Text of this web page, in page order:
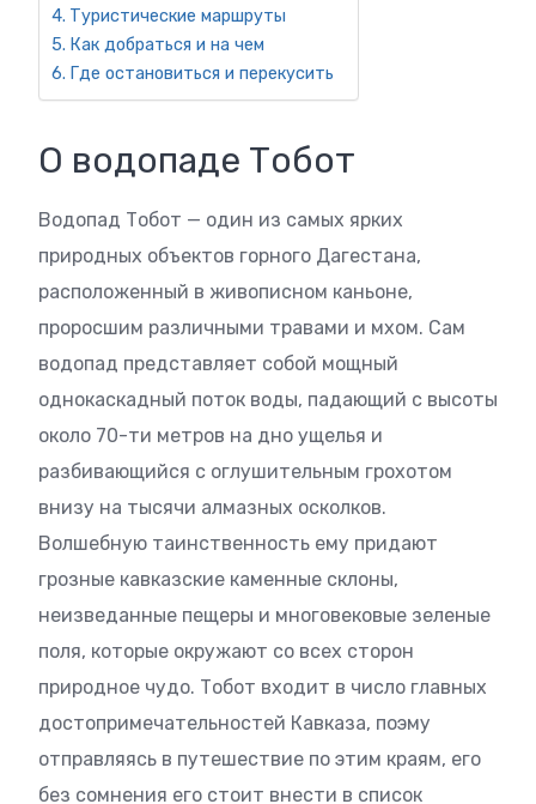
Туристические маршруты
Как добраться и на чем
Где остановиться и перекусить
О водопаде Тобот
Водопад Тобот — один из самых ярких
природных объектов горного Дагестана,
расположенный в живописном каньоне,
проросшим различными травами и мхом. Сам
водопад представляет собой мощный
однокаскадный поток воды, падающий с высоты
около 70-ти метров на дно ущелья и
разбивающийся с оглушительным грохотом
внизу на тысячи алмазных осколков.
Волшебную таинственность ему придают
грозные кавказские каменные склоны,
неизведанные пещеры и многовековые зеленые
поля, которые окружают со всех сторон
природное чудо. Тобот входит в число главных
достопримечательностей Кавказа, поэму
отправляясь в путешествие по этим краям, его
без сомнения его стоит внести в список